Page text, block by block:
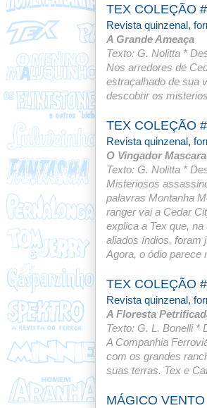
TEX COLEÇÃO
Revista quinzenal,
A Grande Ameaça
Texto: G. Nolitta *
Nos arredores de
estraçalhado de sua
descobrir os
TEX COLEÇÃO
Revista quinzenal,
O Vingador
Texto: G. Nolitta *
Misteriosos
palavras Montanha
ranger vai a Cedar
explica a Tex que,
aliados índios, foram
Agora, o ódio parece
TEX COLEÇÃO
Revista quinzenal,
A Floresta
Texto: G. L. Bonelli *
A Companhia
com os grandes
suas terras. Tex e
MÁGICO